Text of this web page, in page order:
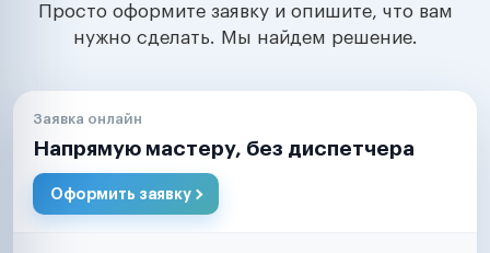
Просто оформите заявку и опишите, что вам
нужно сделать. Мы найдем решение.
Заявка онлайн
Напрямую мастеру, без диспетчера
Оформить заявку